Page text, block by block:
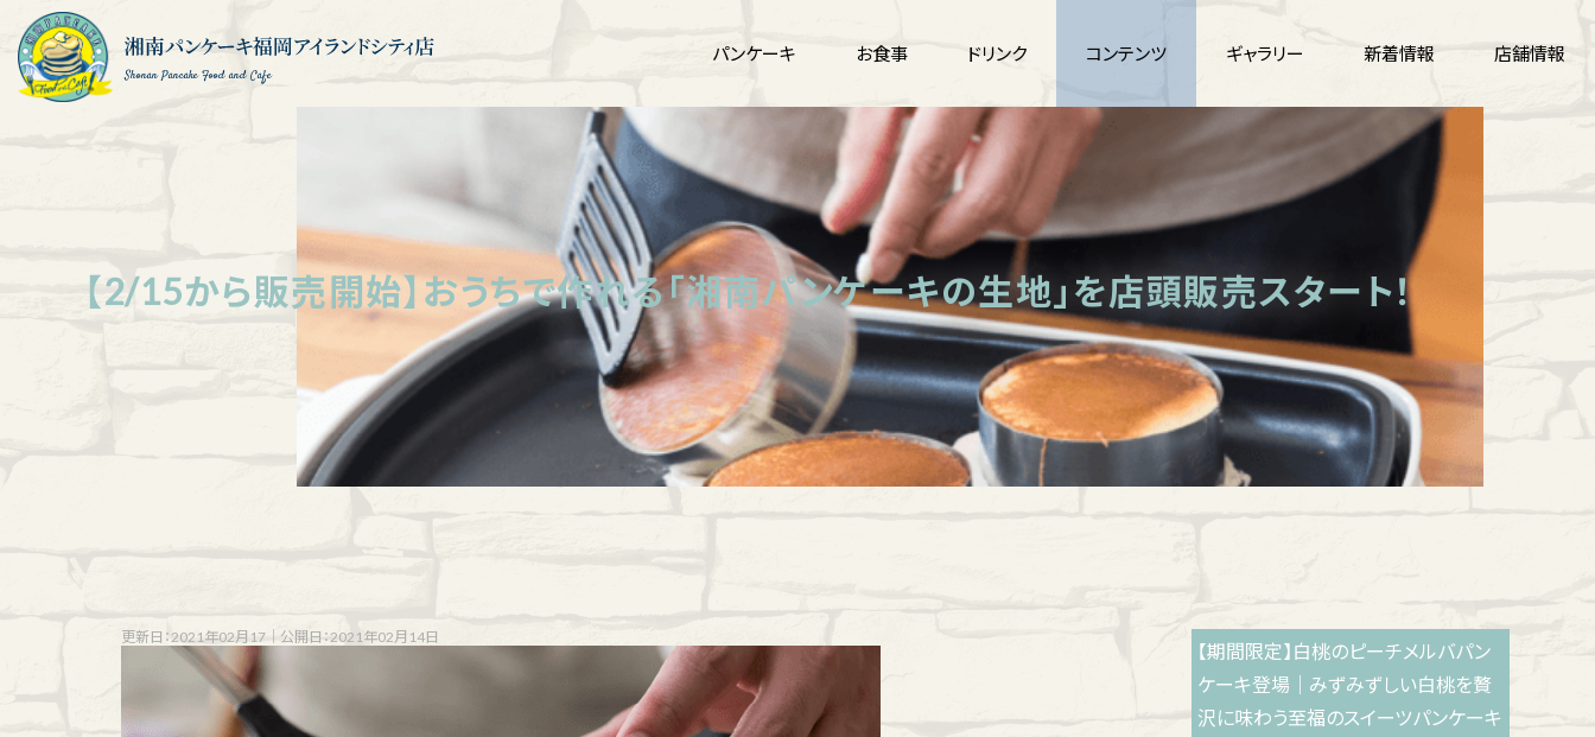
Shonan Pancake Food and Cafe
パンケーキ お食事 ドリンク コンテンツ ギャラリー 新着情報 店舗情報
【2/15から販売開始】おうちで作れる「湘南パンケーキの生地」を店頭販売スタート！
更新日：2021年02月17 公開日：2021年02月14日
【期間限定】白桃のピーチメルバパン
ケーキ登場｜みずみずしい白桃を贅
沢に味わう至福のスイーツパンケーキ